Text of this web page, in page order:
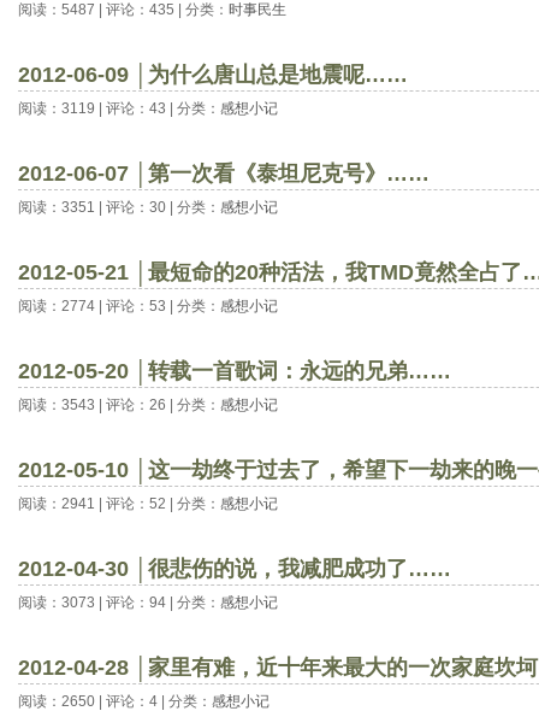
阅读：5487 | 评论：435 | 分类： 时事民生
2012-06-09 │为什么唐山总是地震呢……
阅读：3119 | 评论：43 | 分类： 感想小记
2012-06-07 │第一次看《泰坦尼克号》……
阅读：3351 | 评论：30 | 分类： 感想小记
2012-05-21 │最短命的20种活法，我TMD竟然全占
阅读：2774 | 评论：53 | 分类： 感想小记
2012-05-20 │转载一首歌词：永远的兄弟……
阅读：3543 | 评论：26 | 分类： 感想小记
2012-05-10 │这一劫终于过去了，希望下一劫来的晚
阅读：2941 | 评论：52 | 分类： 感想小记
2012-04-30 │很悲伤的说，我减肥成功了……
阅读：3073 | 评论：94 | 分类： 感想小记
2012-04-28 │家里有难，近十年来最大的一次家庭坎
阅读：2650 | 评论：4 | 分类： 感想小记